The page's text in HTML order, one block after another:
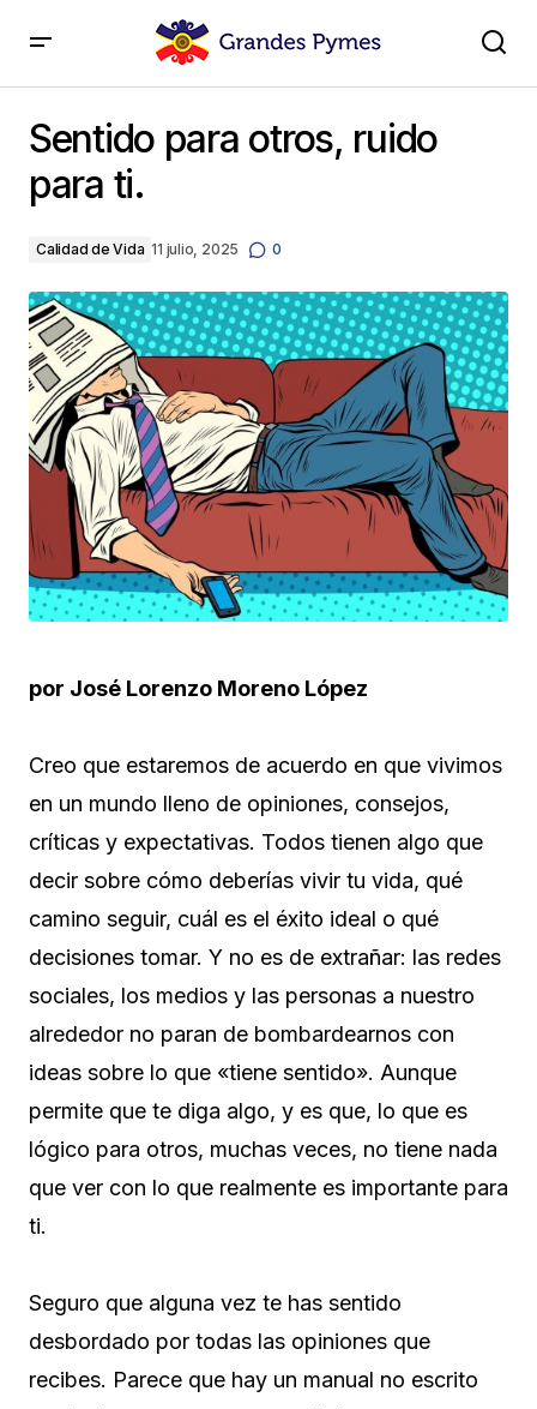
Sentido para otros, ruido
para ti.
Calidad de Vida 11 julio, 2025 0
por José Lorenzo Moreno López
Creo que estaremos de acuerdo en que vivimos
en un mundo lleno de opiniones, consejos,
críticas y expectativas. Todos tienen algo que
decir sobre cómo deberías vivir tu vida, qué
camino seguir, cuál es el éxito ideal o qué
decisiones tomar. Y no es de extrañar: las redes
sociales, los medios y las personas a nuestro
alrededor no paran de bombardearnos con
ideas sobre lo que «tiene sentido». Aunque
permite que te diga algo, y es que, lo que es
lógico para otros, muchas veces, no tiene nada
que ver con lo que realmente es importante para
ti.
Seguro que alguna vez te has sentido
desbordado por todas las opiniones que
recibes. Parece que hay un manual no escrito